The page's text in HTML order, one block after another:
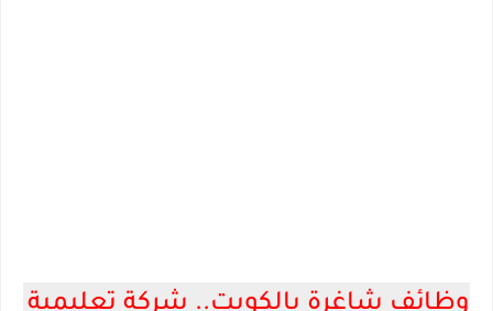
وظائف شاغرة بالكويت.. شركة تعليمية